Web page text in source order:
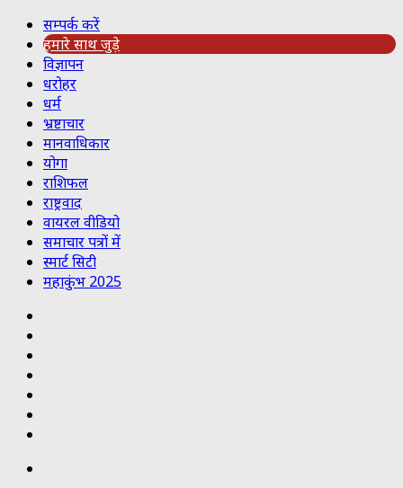
सम्पर्क करें
हमारे साथ जुड़े
विज्ञापन
धरोहर
धर्म
भ्रष्टाचार
मानवाधिकार
योगा
राशिफल
राष्ट्रवाद
वायरल वीडियो
समाचार पत्रों में
स्मार्ट सिटी
महाकुंभ 2025